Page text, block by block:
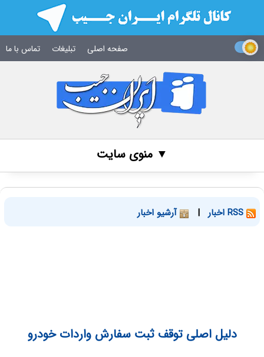
صفحه اصلی تبلیغات تماس با ما
▼ منوی سایت
| آرشیو اخبار
دلیل اصلی توقف ثبت سفارش واردات خودرو